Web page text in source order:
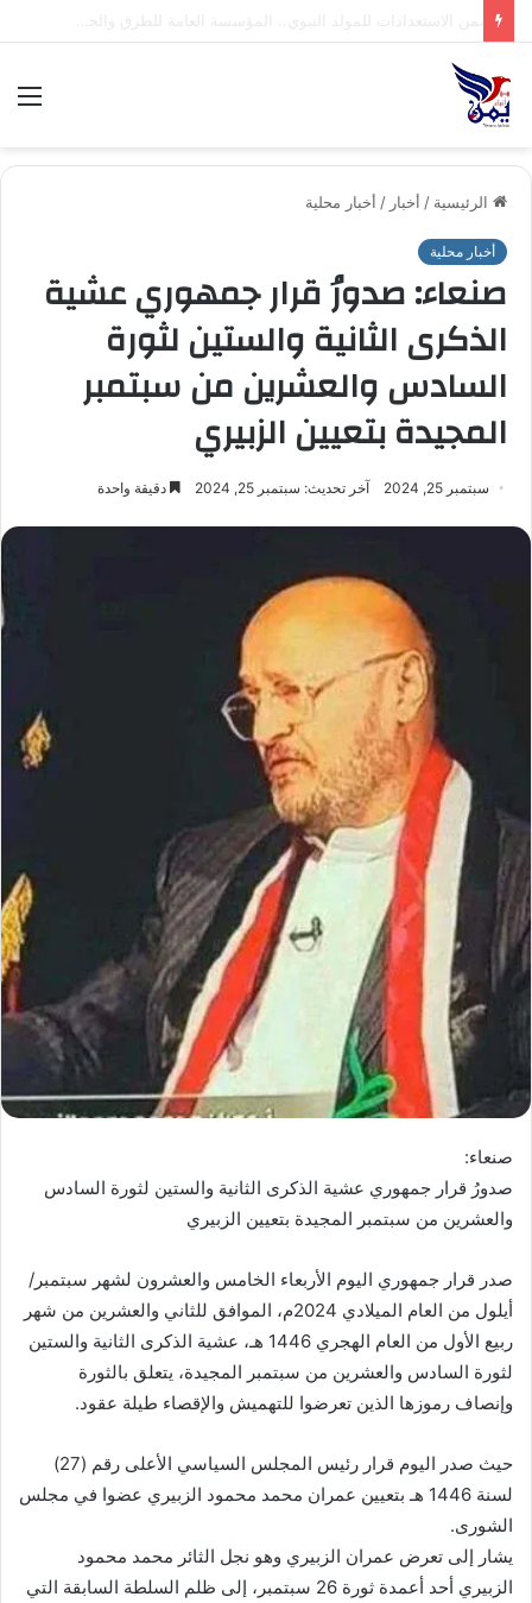
الرئيسية / أخبار / أخبار محلية
أخبار محلية
صنعاء: صدورُ قرار جمهوري عشية
الذكرى الثانية والستين لثورة
السادس والعشرين من سبتمبر
المجيدة بتعيين الزبيري
سبتمبر 25, 2024 آخر تحديث: سبتمبر 25, 2024 دقيقة واحدة
صنعاء:
صدورُ قرار جمهوري عشية الذكرى الثانية والستين لثورة السادس
والعشرين من سبتمبر المجيدة بتعيين الزبيري
صدر قرار جمهوري اليوم الأربعاء الخامس والعشرون لشهر سبتمبر/
أيلول من العام الميلادي 2024م، الموافق للثاني والعشرين من شهر
ربيع الأول من العام الهجري 1446 هـ، عشية الذكرى الثانية والستين
لثورة السادس والعشرين من سبتمبر المجيدة، يتعلق بالثورة
وإنصاف رموزها الذين تعرضوا للتهميش والإقصاء طيلة عقود.
حيث صدر اليوم قرار رئيس المجلس السياسي الأعلى رقم (27)
لسنة 1446 هـ بتعيين عمران محمد محمود الزبيري عضوا في مجلس
الشورى.
يشار إلى تعرض عمران الزبيري وهو نجل الثائر محمد محمود
الزبيري أحد أعمدة ثورة 26 سبتمبر، إلى ظلم السلطة السابقة التي